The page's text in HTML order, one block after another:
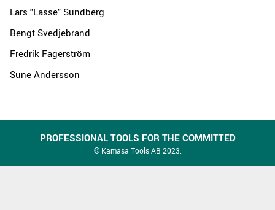
Lars "Lasse" Sundberg
Bengt Svedjebrand
Fredrik Fagerström
Sune Andersson
PROFESSIONAL TOOLS FOR THE COMMITTED
© Kamasa Tools AB 2023.